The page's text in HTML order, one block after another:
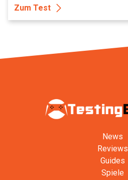
Zum Test
News
Reviews
Guides
Spiele